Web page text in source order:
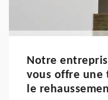
Notre
vous offre une
le